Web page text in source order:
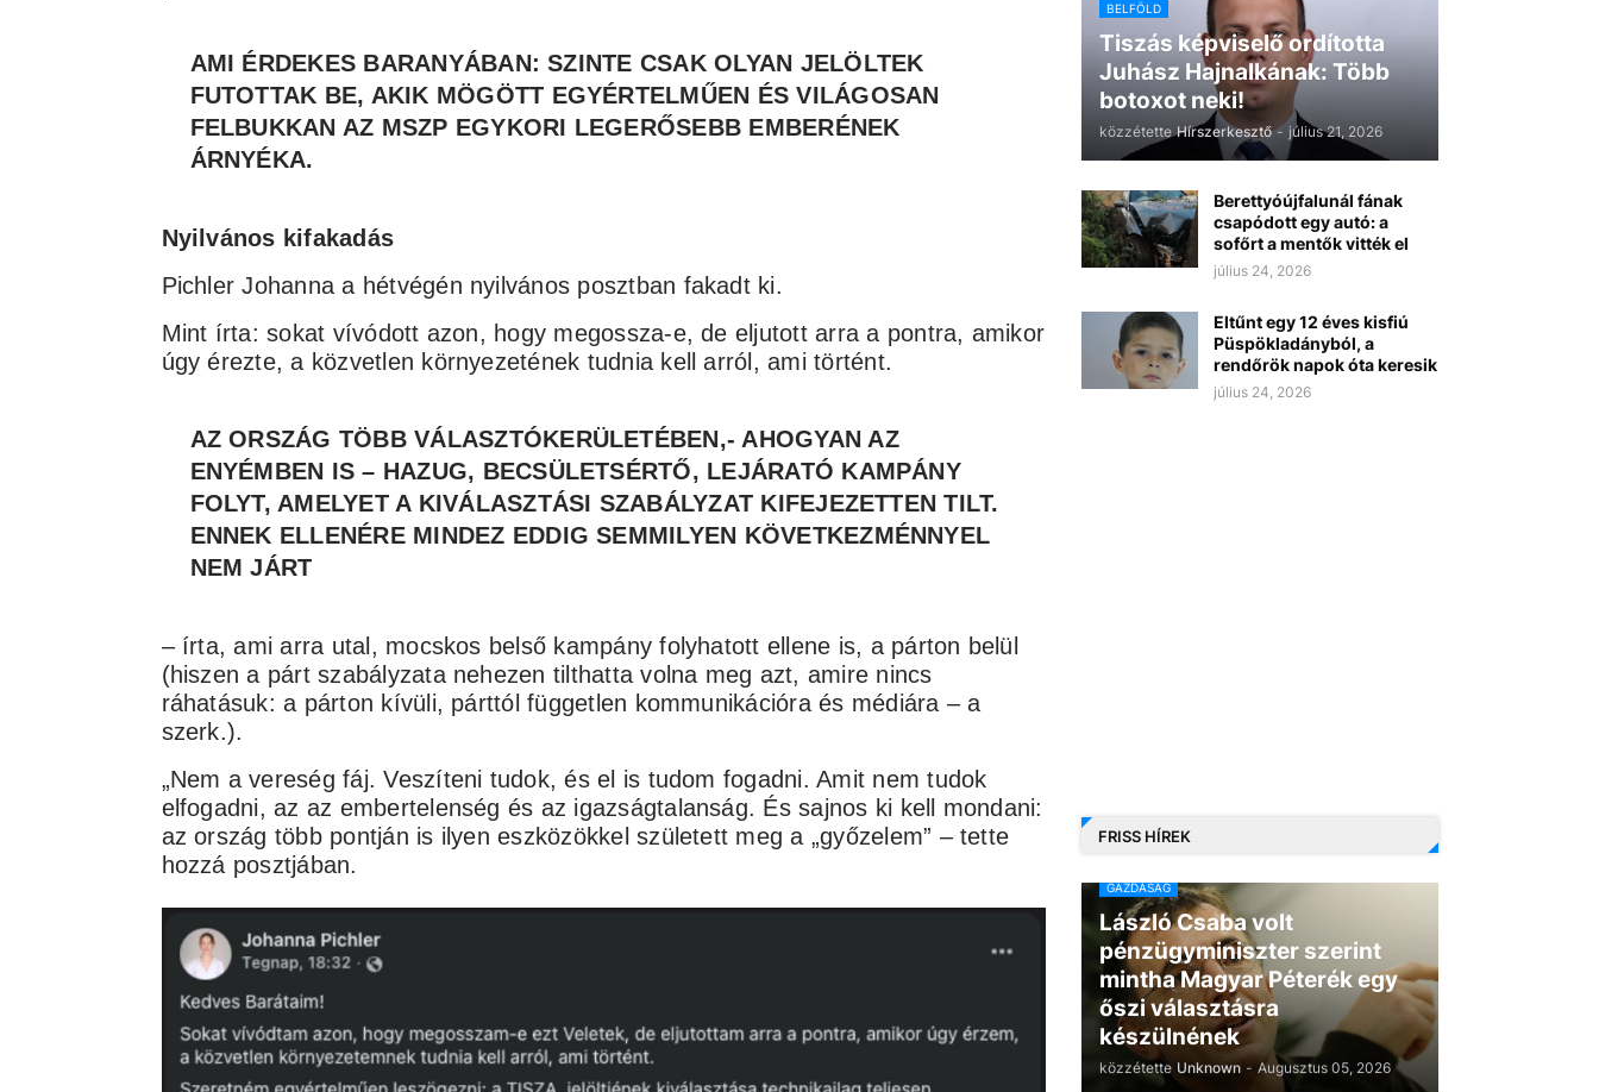
AMI ÉRDEKES BARANYÁBAN: SZINTE CSAK OLYAN JELÖLTEK
FUTOTTAK BE, AKIK MÖGÖTT EGYÉRTELMŰEN ÉS VILÁGOSAN
FELBUKKAN AZ MSZP EGYKORI LEGERŐSEBB EMBERÉNEK
ÁRNYÉKA.
Nyilvános kifakadás
Pichler Johanna a hétvégén nyilvános posztban fakadt ki.
Mint írta: sokat vívódott azon, hogy megossza-e, de eljutott arra a pontra, amikor
úgy érezte, a közvetlen környezetének tudnia kell arról, ami történt.
AZ ORSZÁG TÖBB VÁLASZTÓKERÜLETÉBEN,- AHOGYAN AZ
ENYÉMBEN IS – HAZUG, BECSÜLETSÉRTŐ, LEJÁRATÓ KAMPÁNY
FOLYT, AMELYET A KIVÁLASZTÁSI SZABÁLYZAT KIFEJEZETTEN TILT.
ENNEK ELLENÉRE MINDEZ EDDIG SEMMILYEN KÖVETKEZMÉNNYEL
NEM JÁRT
– írta, ami arra utal, mocskos belső kampány folyhatott ellene is, a párton belül
(hiszen a párt szabályzata nehezen tilthatta volna meg azt, amire nincs
ráhatásuk: a párton kívüli, párttól független kommunikációra és médiára – a
szerk.).
„Nem a vereség fáj. Veszíteni tudok, és el is tudom fogadni. Amit nem tudok
elfogadni, az az embertelenség és az igazságtalanság. És sajnos ki kell mondani:
az ország több pontján is ilyen eszközökkel született meg a „győzelem” – tette
hozzá posztjában.
BELFÖLD
Tiszás képviselő ordította
Juhász Hajnalkának: Több
botoxot neki!
közzétette Hírszerkesztő - július 21, 2026
Berettyóújfalunál fának
csapódott egy autó: a
sofőrt a mentők vitték el
július 24, 2026
Eltűnt egy 12 éves kisfiú
Püspökladányból, a
rendőrök napok óta keresik
július 24, 2026
FRISS HÍREK
GAZDASÁG
László Csaba volt
pénzügyminiszter szerint
mintha Magyar Péterék egy
őszi választásra
készülnének
közzétette Unknown - Augusztus 05, 2026